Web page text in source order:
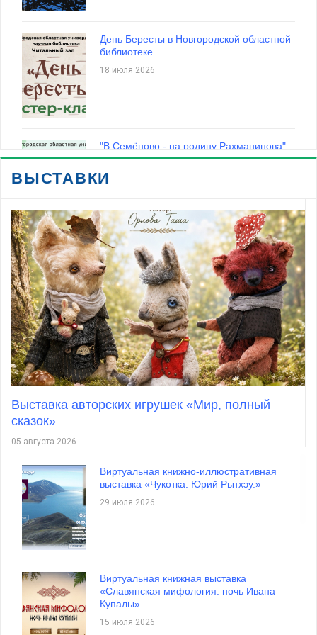
Маклая»
16 июля 2026
День Бересты в Новгородской областной
библиотеке
18 июля 2026
"В Семёново - на родину Рахманинова"
Встреча с Игорем Евдокимовым в
Великом Новгороде
16 июня 2026
«Отважного героя помним имя»: урок
мужества к 100-летию Лени Голикова
Редкий фонд истории: открытие выставки
«Лейб-Гвардии Драгунский полк – 100
Два века русской классики: малый состав
«Con Amore» исполнит
инструментальные шедевры в Великом
Новгороде
ВЫСТАВКИ
Выставка авторских игрушек «Мир, полный
сказок»
05 августа 2026
Виртуальная книжно-иллюстративная
выставка «Чукотка. Юрий Рытхэу.»
29 июля 2026
Виртуальная книжная выставка
«Славянская мифология: ночь Ивана
Купалы»
15 июля 2026